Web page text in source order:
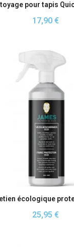
Aperçu rapide
17,90 €
Aperçu rapide
25,95 €